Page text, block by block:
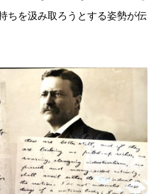
ちを汲み取ろうとする姿勢が伝